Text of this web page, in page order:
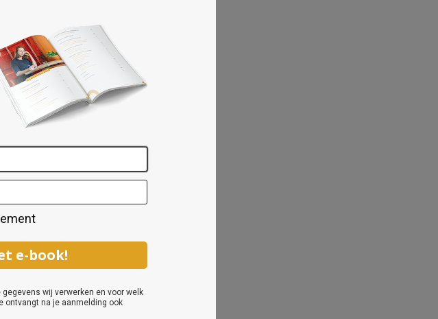
voor jezelf wat
kun je de factoren
aan deadlines
in voor een dierbare.
hoe je dit
kunt bijvoorbeeld
voor jezelf hebt
Op welke
Onderzoek
daar de